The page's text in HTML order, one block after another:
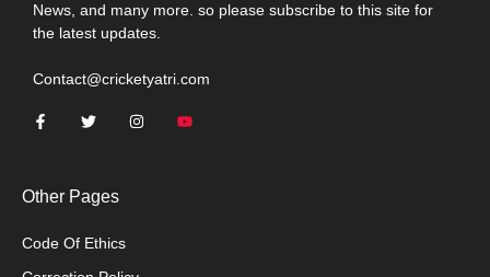
News, and many more. so please subscribe to this site for
the latest updates.
Contact@cricketyatri.com
Other Pages
Code Of Ethics